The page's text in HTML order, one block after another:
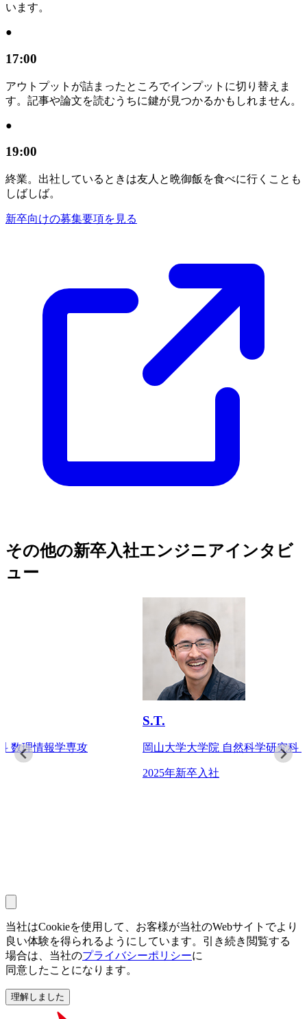
います。
●
17:00
アウトプットが詰まったところでインプットに切り替えま
す。記事や論文を読むうちに鍵が見つかるかもしれません。
●
19:00
終業。出社しているときは友人と晩御飯を食べに行くことも
しばしば。
新卒向けの募集要項を見る
その他の新卒入社エンジニアインタビ
ュー
岡山大学大学院 自然科学研究科 産業創成工学専
当社はCookieを使用して、 お客様が当社のWebサイトでより
良い体験を得られるように しています。 引き続き閲覧する
場合は、 当社のプライバシーポリシーに
同意したことになります。
理解しました